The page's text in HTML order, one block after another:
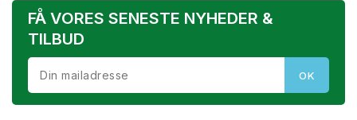
FÅ VORES SENESTE NYHEDER &
TILBUD